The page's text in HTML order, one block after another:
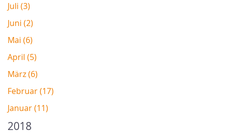
Juli (3)
Juni (2)
Mai (6)
April (5)
März (6)
Februar (17)
Januar (11)
2018